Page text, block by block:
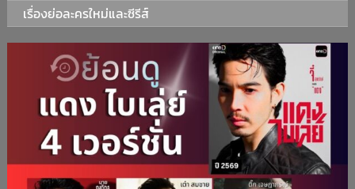
เรื่องย่อละครใหม่และซีรีส์